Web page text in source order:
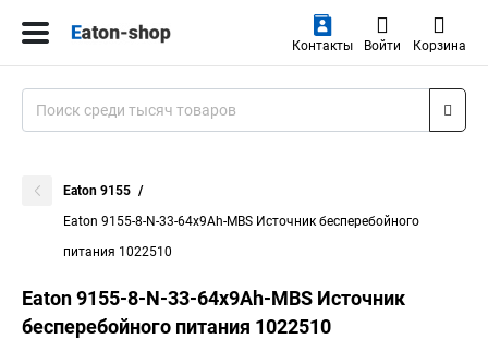
Контакты Войти Корзина
Eaton 9155
Eaton 9155-8-N-33-64x9Ah-MBS Источник бесперебойного
питания 1022510
Eaton 9155-8-N-33-64x9Ah-MBS Источник
бесперебойного питания 1022510